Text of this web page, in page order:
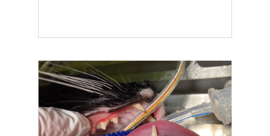
te voorkomen. De hele maand maart...